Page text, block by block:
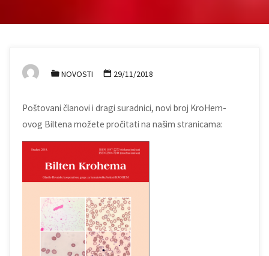
NOVOSTI 29/11/2018
Poštovani članovi i dragi suradnici, novi broj KroHem-
ovog Biltena možete pročitati na našim stranicama: